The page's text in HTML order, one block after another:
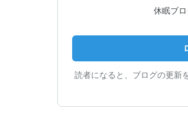
休眠ブ
読者になると、ブログの更新